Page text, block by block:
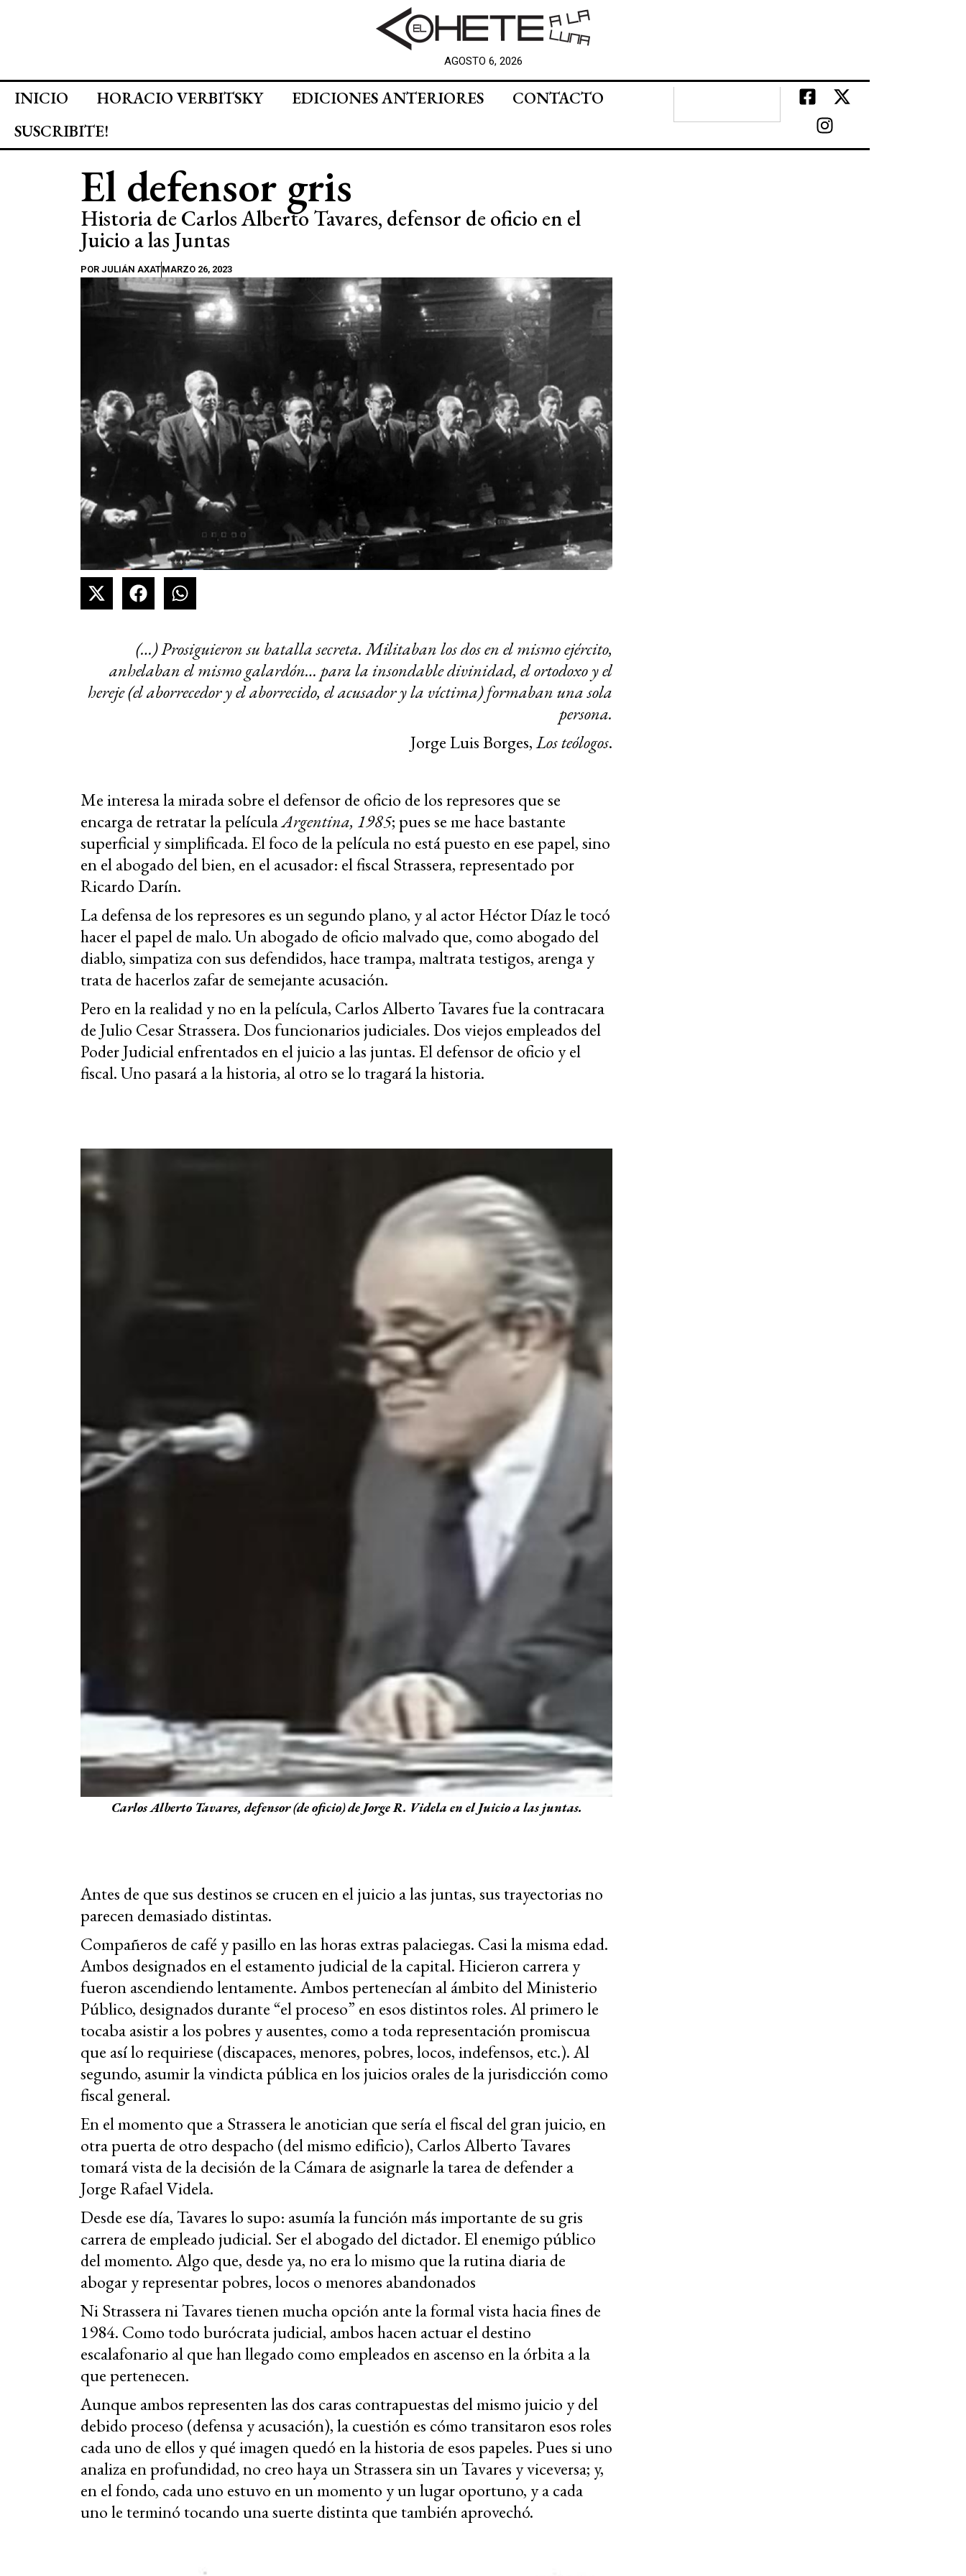
AGOSTO 6, 2026
INICIO HORACIO VERBITSKY EDICIONES ANTERIORES
CONTACTO
SUSCRIBITE!
El defensor gris
Historia de Carlos Alberto Tavares, defensor de oficio en el
Juicio a las Juntas
POR JULIÁN AXATMARZO 26, 2023
(…) Prosiguieron su batalla secreta. Militaban los dos en el mismo ejército,
anhelaban el mismo galardón… para la insondable divinidad, el ortodoxo y el
hereje (el aborrecedor y el aborrecido, el acusador y la víctima) formaban una sola
persona.
Jorge Luis Borges,Los teólogos.
Me interesa la mirada sobre el defensor de oficio de los represores que se
encarga de retratar la películaArgentina, 1985; pues se me hace bastante
superficial y simplificada. El foco de la película no está puesto en ese papel, sino
en el abogado del bien, en el acusador: el fiscal Strassera, representado por
Ricardo Darín.
La defensa de los represores es un segundo plano, y al actor Héctor Díaz le tocó
hacer el papel de malo. Un abogado de oficio malvado que, como abogado del
diablo, simpatiza con sus defendidos, hace trampa, maltrata testigos, arenga y
trata de hacerlos zafar de semejante acusación.
Pero en la realidad y no en la película, Carlos Alberto Tavares fue la contracara
de Julio Cesar Strassera. Dos funcionarios judiciales. Dos viejos empleados del
Poder Judicial enfrentados en el juicio a las juntas. El defensor de oficio y el
fiscal. Uno pasará a la historia, al otro se lo tragará la historia.
Carlos Alberto Tavares, defensor (de oficio) de Jorge R. Videla en el Juicio a las juntas.
Antes de que sus destinos se crucen en el juicio a las juntas, sus trayectorias no
parecen demasiado distintas.
Compañeros de café y pasillo en las horas extras palaciegas. Casi la misma edad.
Ambos designados en el estamento judicial de la capital. Hicieron carrera y
fueron ascendiendo lentamente. Ambos pertenecían al ámbito del Ministerio
Público, designados durante “el proceso” en esos distintos roles. Al primero le
tocaba asistir a los pobres y ausentes, como a toda representación promiscua
que así lo requiriese (discapaces, menores, pobres, locos, indefensos, etc.). Al
segundo, asumir la vindicta pública en los juicios orales de la jurisdicción como
fiscal general.
En el momento que a Strassera le anotician que sería el fiscal del gran juicio, en
otra puerta de otro despacho (del mismo edificio), Carlos Alberto Tavares
tomará vista de la decisión de la Cámara de asignarle la tarea de defender a
Jorge Rafael Videla.
Desde ese día, Tavares lo supo: asumía la función más importante de su gris
carrera de empleado judicial. Ser el abogado del dictador. El enemigo público
del momento. Algo que, desde ya, no era lo mismo que la rutina diaria de
abogar y representar pobres, locos o menores abandonados
Ni Strassera ni Tavares tienen mucha opción ante la formal vista hacia fines de
1984. Como todo burócrata judicial, ambos hacen actuar el destino
escalafonario al que han llegado como empleados en ascenso en la órbita a la
que pertenecen.
Aunque ambos representen las dos caras contrapuestas del mismo juicio y del
debido proceso (defensa y acusación), la cuestión es cómo transitaron esos roles
cada uno de ellos y qué imagen quedó en la historia de esos papeles. Pues si uno
analiza en profundidad, no creo haya un Strassera sin un Tavares y viceversa; y,
en el fondo, cada uno estuvo en un momento y un lugar oportuno, y a cada
uno le terminó tocando una suerte distinta que también aprovechó.